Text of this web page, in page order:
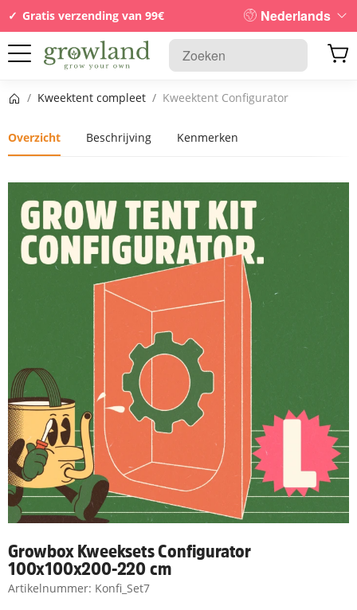
Gratis verzending van 99€ Nederlands
Startpagina
/ Kweektent compleet / Kweektent Configurator
Overzicht Beschrijving Kenmerken
Growbox Kweeksets Configurator
100x100x200-220 cm
Artikelnummer: Konfi_Set7